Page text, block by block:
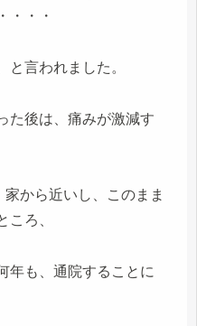
・・・
と言われました。
た後は、痛みが激減す
家から近いし、このまま
ころ、
年も、通院することに